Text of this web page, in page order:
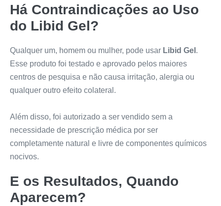
Há Contraindicações ao Uso
do Libid Gel?
Qualquer um, homem ou mulher, pode usar Libid Gel .
Esse produto foi testado e aprovado pelos maiores
centros de pesquisa e não causa irritação, alergia ou
qualquer outro efeito colateral.
Além disso, foi autorizado a ser vendido sem a
necessidade de prescrição médica por ser
completamente natural e livre de componentes químicos
nocivos.
E os Resultados, Quando
Aparecem?